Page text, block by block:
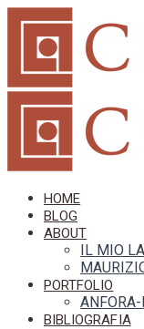
HOME
BLOG
ABOUT
IL MIO
PORTFOLIO
BIBLIOGRAFIA